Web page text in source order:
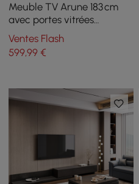
Meuble TV Arune 183 cm
avec portes vitrées
arquées, naturel, avec
rangement et LED
Ventes Flash
599,99 €